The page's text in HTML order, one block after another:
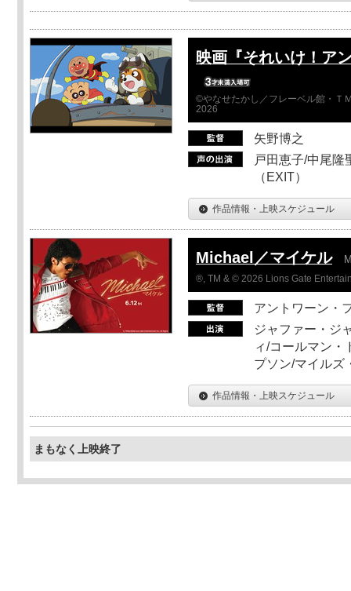
映画『それいけ！ア
©やなせたかし／フレーベル館・Ｔ
2026
矢野博之
戸田恵子/中尾隆
（EXIT）
作品情報・上映スケジュール
Michael／マイケル
®, TM & © 2026 Lions Gate
アントワーン・
ジャファー・ジ
ィ/コールマン・
プソン/マイルズ
作品情報・上映スケジュール
まもなく上映終了